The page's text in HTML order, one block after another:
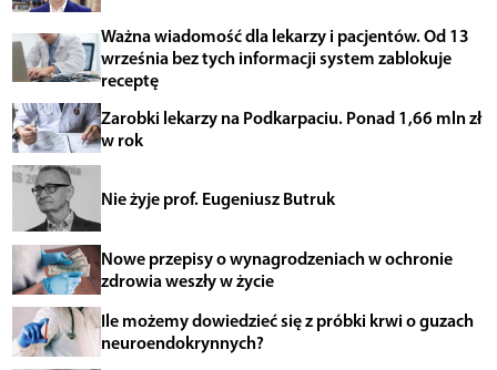
Ważna wiadomość dla lekarzy i pacjentów. Od 13
września bez tych informacji system zablokuje
receptę
Zarobki lekarzy na Podkarpaciu. Ponad 1,66 mln zł
w rok
Nie żyje prof. Eugeniusz Butruk
Nowe przepisy o wynagrodzeniach w ochronie
zdrowia weszły w życie
Ile możemy dowiedzieć się z próbki krwi o guzach
neuroendokrynnych?